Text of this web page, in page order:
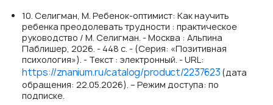
10. Селигман, М. Ребенок-оптимист: Как научить
ребенка преодолевать трудности : практическое
руководство / М. Селигман. - Москва : Альпина
Паблишер, 2026. - 448 с. - (Серия: «Позитивная
психология»). - Текст : электронный. - URL:
https://znanium.ru/catalog/product/2237623 (дата
обращения: 22.05.2026). – Режим доступа: по
подписке.